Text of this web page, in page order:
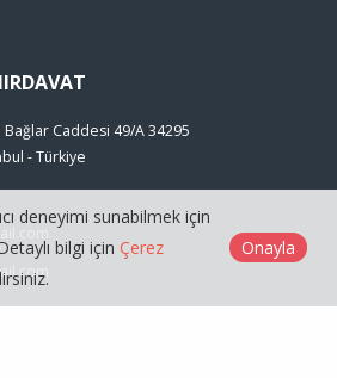
Caddesi 49/A 34295
- Türkiye
deneyimi sunabilmek için
bilgi için Çerez
Onayla